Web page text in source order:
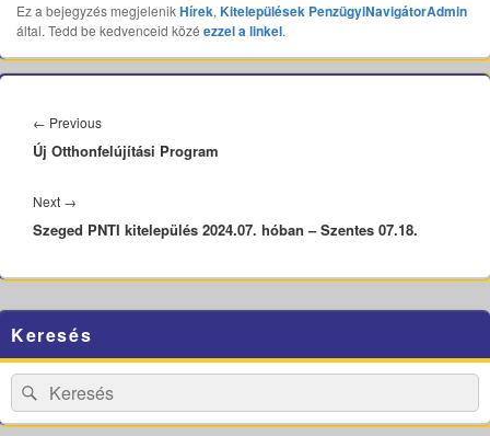
Ez a bejegyzés megjelenikHírek, Kitelepülések PenzügyiNavigátorAdmin
által. Tedd be kedvenceid közé ezzel a linkel.
navigáció
← PreviousPrevious
post:
Új Otthonfelújítási Program
Next →
post:
Szeged PNTI kitelepülés 2024.07. hóban – Szentes 07.18.
Sidebar
Widget
Area
Keresés
Search
for:
Search